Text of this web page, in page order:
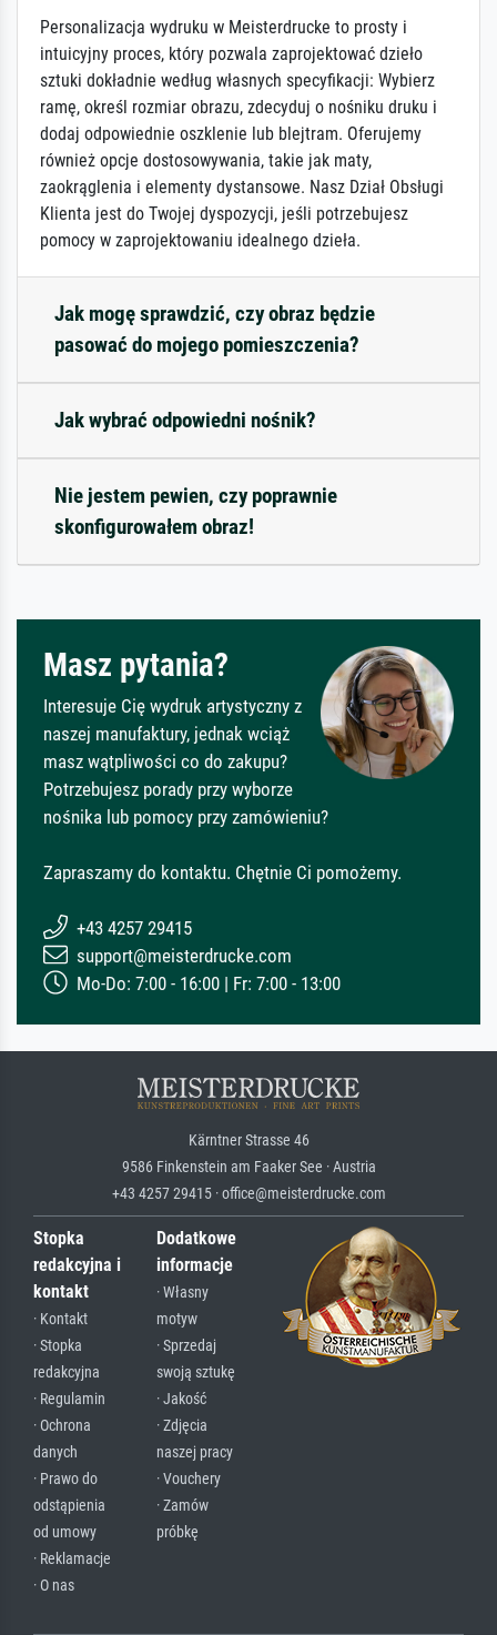
Personalizacja wydruku w Meisterdrucke to prosty i
intuicyjny proces, który pozwala zaprojektować dzieło
sztuki dokładnie według własnych specyfikacji: Wybierz
ramę, określ rozmiar obrazu, zdecyduj o nośniku druku i
dodaj odpowiednie oszklenie lub blejtram. Oferujemy
również opcje dostosowywania, takie jak maty,
zaokrąglenia i elementy dystansowe. Nasz Dział Obsługi
Klienta jest do Twojej dyspozycji, jeśli potrzebujesz
pomocy w zaprojektowaniu idealnego dzieła.
Jak mogę sprawdzić, czy obraz będzie
pasować do mojego pomieszczenia?
Jak wybrać odpowiedni nośnik?
Nie jestem pewien, czy poprawnie
skonfigurowałem obraz!
Masz pytania?
Interesuje Cię wydruk artystyczny z
naszej manufaktury, jednak wciąż
masz wątpliwości co do zakupu?
Potrzebujesz porady przy wyborze
nośnika lub pomocy przy zamówieniu?
Zapraszamy do kontaktu. Chętnie Ci pomożemy.
+43 4257 29415
support@meisterdrucke.com
Mo-Do: 7:00 - 16:00 | Fr: 7:00 - 13:00
Kärntner Strasse 46
9586 Finkenstein am Faaker See · Austria
+43 4257 29415 · office@meisterdrucke.com
Stopka
redakcyjna i
kontakt
· Kontakt
· Stopka
redakcyjna
· Regulamin
· Ochrona
danych
· Prawo do
odstąpienia
od umowy
· Reklamacje
· O nas
Dodatkowe
informacje
· Własny
motyw
· Sprzedaj
swoją sztukę
· Jakość
· Zdjęcia
naszej pracy
· Vouchery
· Zamów
próbkę